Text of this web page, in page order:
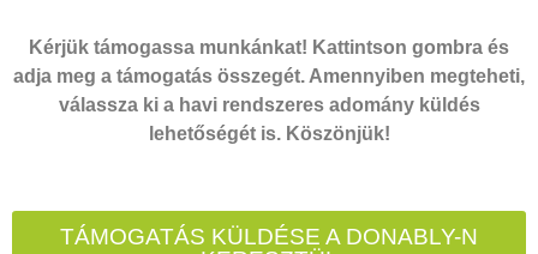
Kérjük támogassa munkánkat! Kattintson gombra és
adja meg a támogatás összegét. Amennyiben megteheti,
válassza ki a havi rendszeres adomány küldés
lehetőségét is. Köszönjük!
TÁMOGATÁS KÜLDÉSE A DONABLY-N